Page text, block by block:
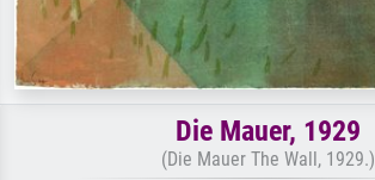
Die Mauer, 1929
(Die Mauer The Wall, 1929.)